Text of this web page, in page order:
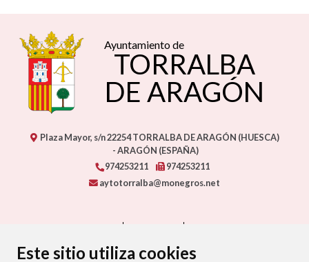
Este sitio utiliza cookies
Ayuntamiento de
TORRALBA
DE ARAGÓN
Plaza Mayor, s/n22254 TORRALBA DE ARAGÓN (HUESCA)
- ARAGÓN (ESPAÑA)
974253211
974253211
aytotorralba@monegros.net
PROTECCIÓN DE DATOS